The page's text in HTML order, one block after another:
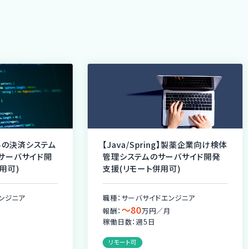
決済システム
ーバサイド開
可)
ジニア
【Java/Spring】製薬企業向け検体
管理システムのサーバサイド開発
支援(リモート併用可)
職種：サーバサイドエンジニア
報酬： 〜80万円／月
稼働日数：週5日
リモート可